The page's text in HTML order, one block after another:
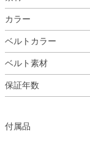
カラー
ベルトカラー
ベルト素材
保証年数
付属品